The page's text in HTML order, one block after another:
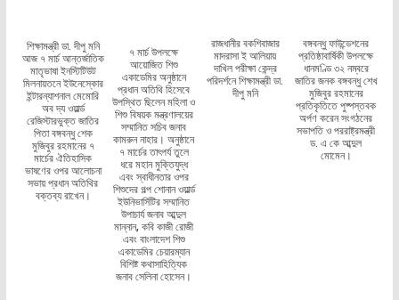
শিক্ষামন্ত্রী ডা. দীপু মনি
আজ ৭ মার্চ আন্তর্জাতিক
মাতৃভাষা ইনস্টিটিউট
মিলনায়তনে ইউনেস্কোর
ইন্টারন্যাশনাল মেমোরি
অব দ্য ওয়ার্ল্ড
রেজিস্টারভুক্ত জাতির
পিতা বঙ্গবন্ধু শেক
মুজিবুর রহমানের ৭
মার্চের ঐতিহাসিক
ভাষণের ওপর আলোচনা
সভায় প্রধান অতিথির
বক্তব্য রাখেন।
৭ মার্চ উপলক্ষে
আয়োজিত শিশু
একাডেমির অনুষ্ঠানে
প্রধান অতিথি হিসেবে
উপস্থিত ছিলেন মহিলা ও
শিশু বিষয়ক মন্ত্রণালয়ের
সম্মানিত সচিব জনাব
কামরুন নাহার। অনুষ্ঠানে
৭ মার্চের তাৎপর্য তুলে
ধরে মহান মুক্তিযুদ্ধ
এবং স্বাধীনতার ওপর
শিশুদের গল্প শোনান ওয়ার্ল্ড
ইউনিভার্সিটির সম্মানিত
উপাচার্য জনাব আব্দুল
মান্নান, কবি কাজী রোজী
এবং বাংলাদেশ শিশু
একাডেমির চেয়ারম্যান
বিশিষ্ট কথাসাহিত্যিক
জনাব সেলিনা হোসেন।
রাজধানীর বকশিবাজার
মাদরাসা ই আলিয়ায়
দাখিল পরীক্ষা কেন্দ্র
পরিদর্শনে শিক্ষামন্ত্রী ডা.
দীপু মনি
বঙ্গবন্ধু ফাউন্ডেশনের
প্রতিষ্ঠাবার্ষিকী উপলক্ষে
ধানমণ্ডি ৩২ নম্বরে
জাতির জনক বঙ্গবন্ধু শেখ
মুজিবুর রহমানের
প্রতিকৃতিতে পুষ্পস্তবক
অর্পণ করেন সংগঠনের
সভাপতি ও পররাষ্ট্রমন্ত্রী
ড. এ কে আব্দুল
মোমেন।